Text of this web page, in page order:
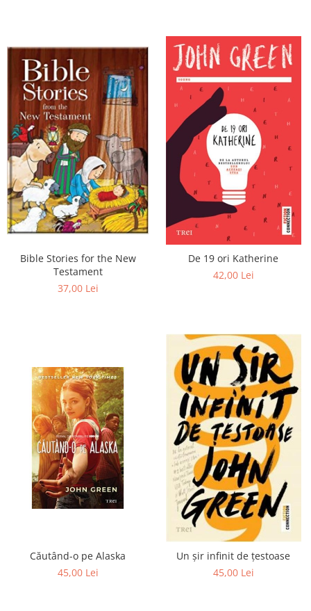
Bible Stories for the New
Testament
37,00 Lei
De 19 ori Katherine
42,00 Lei
Căutând-o pe Alaska
45,00 Lei
Un șir infinit de țestoase
45,00 Lei